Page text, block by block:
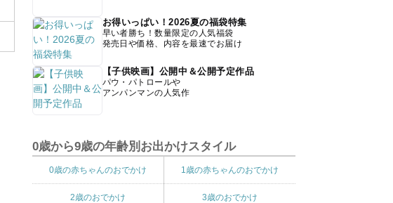
お得いっぱい！2026夏の福袋特集
早い者勝ち！数量限定の人気福袋
発売日や価格、内容を最速でお届け
【子供映画】公開中＆公開予定作品
パウ・パトロールや
アンパンマンの人気作
0歳から9歳の年齢別お出かけスタイル
0歳の赤ちゃんのおでかけ 1歳の赤ちゃんのおでかけ
2歳のおでかけ 3歳のおでかけ